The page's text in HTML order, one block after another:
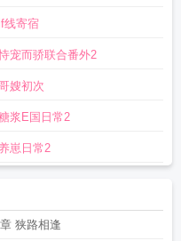
线寄宿
宠而骄联合番外2
嫂初次
浆E国日常2
崽日常2
狭路相逢